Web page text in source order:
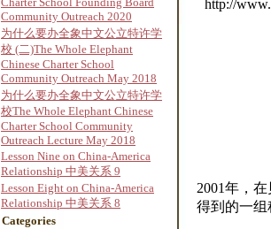
Community Outreach 2020
为什么要办全象中文公立特许学
校 (二)The Whole Elephant
Chinese Charter School
Community Outreach May 2018
为什么要办全象中文公立特许学
校The Whole Elephant Chinese
Charter School Community
Outreach Lecture May 2018
Lesson Nine on China-America
Relationship 中美关系 9
Lesson Eight on China-America
Relationship 中美关系 8
Categories
http://
2001年，
得到的一